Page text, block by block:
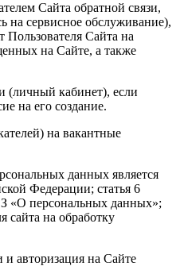
Сайта обратной связи,
на сервисное обслуживание),
Пользователя Сайта на
на Сайте, а также
(личный кабинет), если
на его создание.
на вакантные
данных является
Федерации; статья 6
«О персональных данных»;
сайта на обработку
и авторизация на Сайте